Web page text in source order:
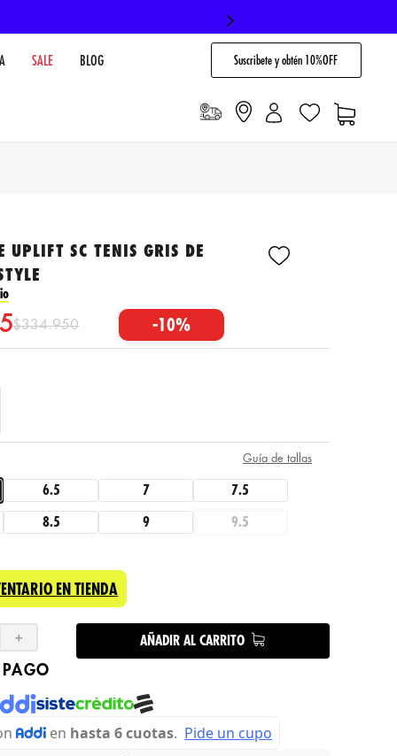
SALE BLOG Suscribete y obtén 10%OFF
UPLIFT SC TENIS GRIS DE
$334.950 -10%
6.5 7 7.5
8.5 9 9.5
Guía de tallas
EN TIENDA
＋ AÑADIR AL CARRITO